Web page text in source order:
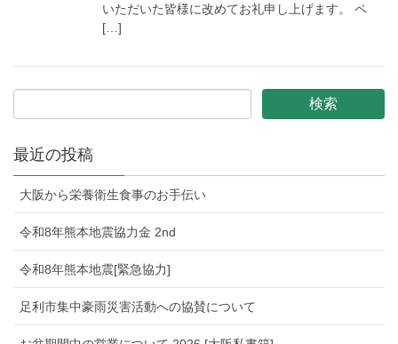
いただいた皆様に改めてお礼申し上げます。 ペ
[…]
最近の投稿
大阪から栄養衛生食事のお手伝い
令和8年熊本地震協力金 2nd
令和8年熊本地震[緊急協力]
足利市集中豪雨災害活動への協賛について